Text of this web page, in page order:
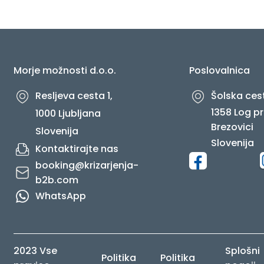
O NAS
Morje možnosti d.o.o.
Resljeva cesta 1,
1000 Ljubljana
Slovenija
Kontaktirajte nas
booking@krizarjenja-
b2b.com
WhatsApp
Poslovalnica
Šolska
1358 Log
Brezovici
Slovenija
2023 Vse
Politika Politika
Splošni